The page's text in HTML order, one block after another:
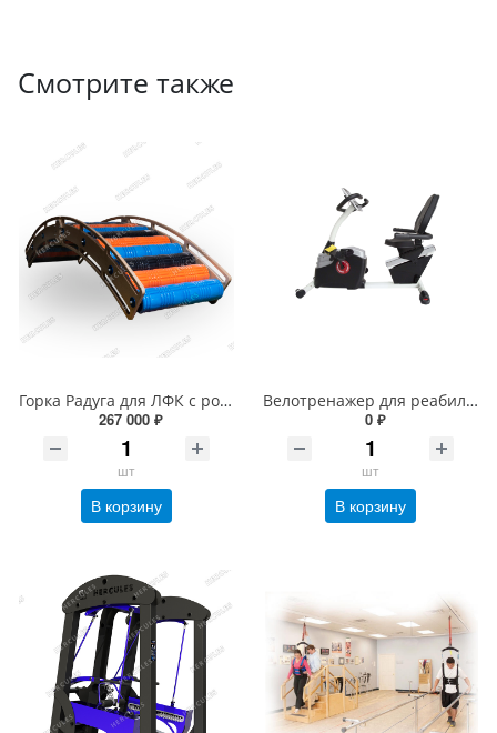
Смотрите также
Горка Радуга для ЛФК с роликами
267 000 ₽
шт
В корзину
Велотренажер для реабилитации AMF 4710G
0 ₽
шт
В корзину